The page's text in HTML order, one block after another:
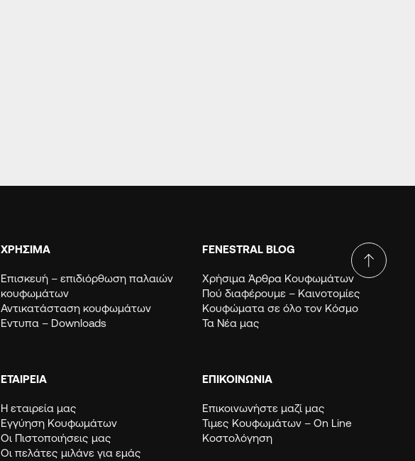
ΧΡΗΣΙΜΑ
Eπισκευή – επιδιόρθωση παλαιών
κουφωμάτων
Αντικατάσταση κουφωμάτων
Εντυπα – Downloads
ΕΤΑΙΡΕΙΑ
Η εταιρεία μας
Εγγύηση Κουφωμάτων
Οι Πιστοποιήσεις μας
Οι πελάτες μιλάνε για εμάς
FENESTRAL BLOG
Χρήσιμα Άρθρα Κουφωμάτων
Πού διαφέρουμε – Καινοτομίες
Κουφώματα σε όλο τον Κόσμο
Τα Νέα μας
ΕΠΙΚΟΙΝΩΝΙΑ
Επικοινωνήστε μαζί μας
Τιμες Κουφωμάτων – Οn Line
Κοστολόγηση